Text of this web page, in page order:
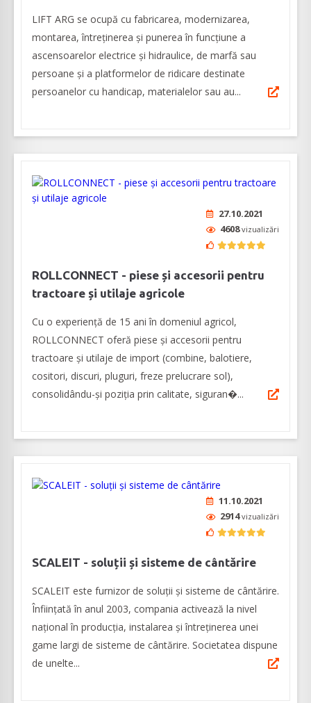
LIFT ARG se ocupă cu fabricarea, modernizarea,
montarea, întreținerea și punerea în funcțiune a
ascensoarelor electrice și hidraulice, de marfă sau
persoane și a platformelor de ridicare destinate
persoanelor cu handicap, materialelor sau au...
27.10.2021
4608vizualizări
ROLLCONNECT - piese și accesorii pentru
tractoare și utilaje agricole
Cu o experiență de 15 ani în domeniul agricol,
ROLLCONNECT oferă piese și accesorii pentru
tractoare și utilaje de import (combine, balotiere,
cositori, discuri, pluguri, freze prelucrare sol),
consolidându-și poziția prin calitate, siguran�...
11.10.2021
2914vizualizări
SCALEIT - soluții și sisteme de cântărire
SCALEIT este furnizor de soluții și sisteme de cântărire.
Înființată în anul 2003, compania activează la nivel
național în producția, instalarea și întreținerea unei
game largi de sisteme de cântărire. Societatea dispune
de unelte...